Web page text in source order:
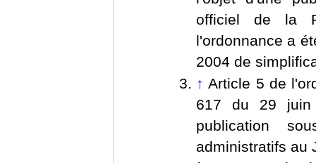
officiel de la
l'ordonnance a
2004 de
↑ Article 5 de
617 du 29
publication
administratifs au